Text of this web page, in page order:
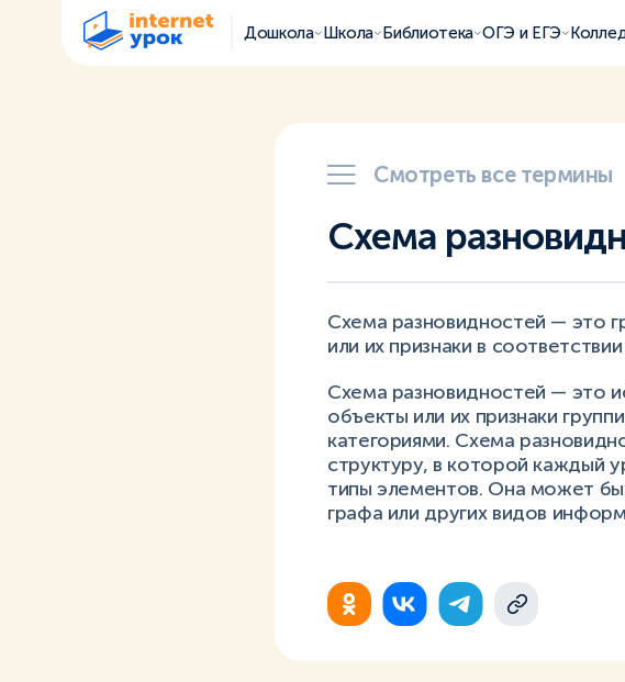
Дошкола Школа Библиотека ОГЭ и ЕГЭ
Смотреть все термины
Схема
Схема разновидностей — это
или их признаки в
Схема разновидностей — это
объекты или их признаки
категориями. Схема
структуру, в которой каждый
типы элементов. Она может
графа или других видов